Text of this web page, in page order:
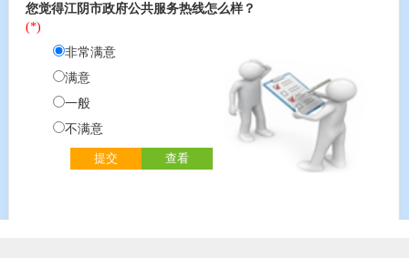
您觉得江阴市政府公共服务热线怎么样？
(*)
非常满意
满意
一般
不满意